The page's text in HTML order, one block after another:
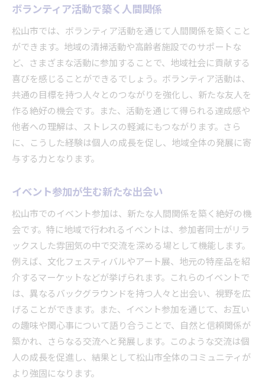
ボランティア活動で築く人間関係
松山市では、ボランティア活動を通じて人間関係を築くこと
ができます。地域の清掃活動や高齢者施設でのサポートな
ど、さまざまな活動に参加することで、地域社会に貢献する
喜びを感じることができるでしょう。ボランティア活動は、
共通の目標を持つ人々とのつながりを強化し、新たな友人を
作る絶好の機会です。また、活動を通じて得られる達成感や
他者への理解は、ストレスの軽減にもつながります。さら
に、こうした経験は個人の成長を促し、地域全体の発展に寄
与する力となります。
イベント参加が生む新たな出会い
松山市でのイベント参加は、新たな人間関係を築く絶好の機
会です。特に地域で行われるイベントは、参加者同士がリラ
ックスした雰囲気の中で交流を深める場として機能します。
例えば、文化フェスティバルやアート展、地元の特産品を紹
介するマーケットなどが挙げられます。これらのイベントで
は、異なるバックグラウンドを持つ人々と出会い、視野を広
げることができます。また、イベント参加を通じて、お互い
の趣味や関心事について語り合うことで、自然と信頼関係が
築かれ、さらなる交流へと発展します。このような交流は個
人の成長を促進し、結果として松山市全体のコミュニティが
より強固になります。